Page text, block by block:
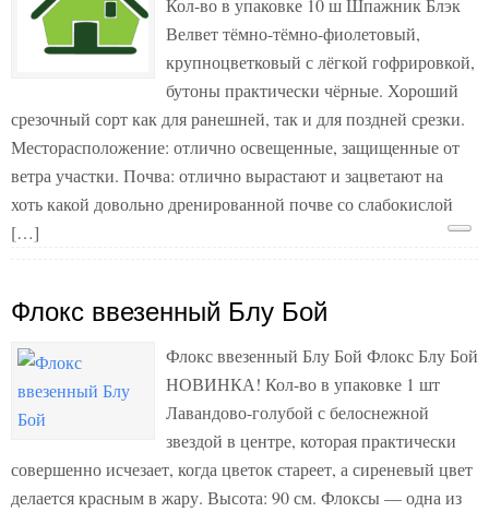
Кол-во в упаковке 10 ш Шпажник Блэк
Велвет тёмно-тёмно-фиолетовый,
крупноцветковый с лёгкой гофрировкой,
бутоны практически чёрные. Хороший
срезочный сорт как для ранешней, так и для поздней срезки.
Месторасположение: отлично освещенные, защищенные от
ветра участки. Почва: отлично вырастают и зацветают на
хоть какой довольно дренированной почве со слабокислой
[…]
Флокс ввезенный Блу Бой
Флокс ввезенный Блу Бой Флокс Блу Бой
НОВИНКА! Кол-во в упаковке 1 шт
Лавандово-голубой с белоснежной
звездой в центре, которая практически
совершенно исчезает, когда цветок стареет, а сиреневый цвет
делается красным в жару. Высота: 90 см. Флоксы — одна из